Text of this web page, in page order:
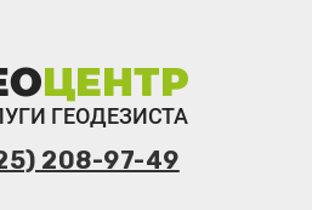
208-97-49